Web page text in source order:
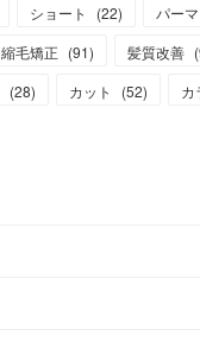
ショート (22) パーマ
縮毛矯正 (91) 髪質改善 (
(28) カット (52) カ